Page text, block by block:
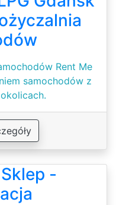
Rent Me
samochodów z
-